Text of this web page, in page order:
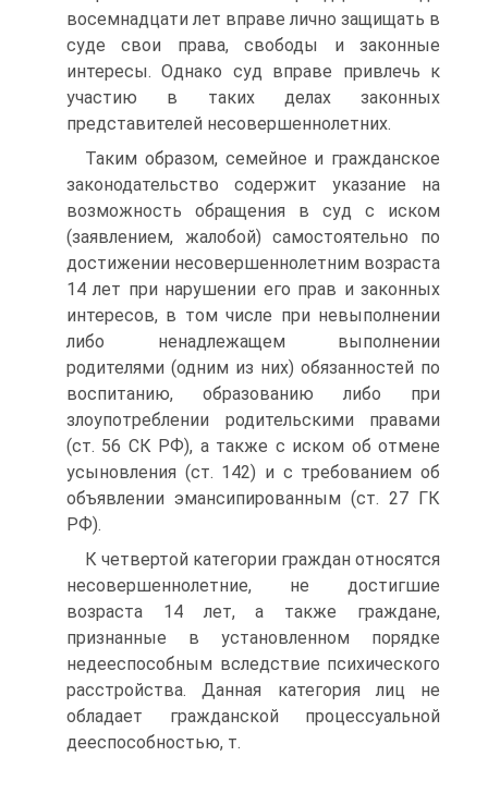
восемнадцати лет вправе лично защищать в
суде свои права, свободы и законные
интересы. Однако суд вправе привлечь к
участию в таких делах законных
представителей несовершеннолетних.
Таким образом, семейное и гражданское
законодательство содержит указание на
возможность обращения в суд с иском
(заявлением, жалобой) самостоятельно по
достижении несовершеннолетним возраста
14 лет при нарушении его прав и законных
интересов, в том числе при невыполнении
либо ненадлежащем выполнении
родителями (одним из них) обязанностей по
воспитанию, образованию либо при
злоупотреблении родительскими правами
(ст. 56 СК РФ), а также с иском об отмене
усыновления (ст. 142) и с требованием об
объявлении эмансипированным (ст. 27 ГК
РФ).
К четвертой категории граждан относятся
несовершеннолетние, не достигшие
возраста 14 лет, а также граждане,
признанные в установленном порядке
недееспособным вследствие психического
расстройства. Данная категория лиц не
обладает гражданской процессуальной
дееспособностью, т.